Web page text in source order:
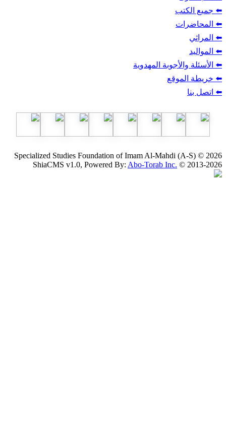
المهدوية
Specialized Studies Foundation of Imam Al-
ShiaCMS v1.0, Powered By:Abo-Torab Inc.